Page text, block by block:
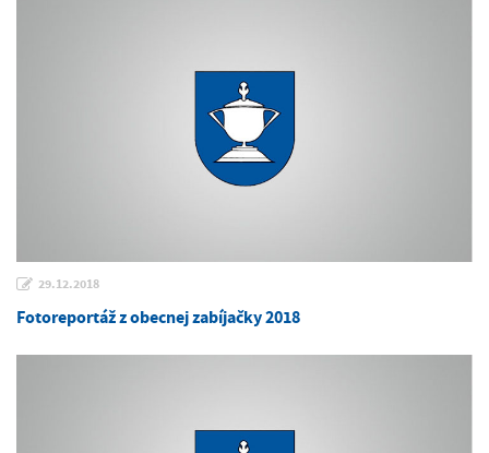
29.12.2018
Fotoreportáž z obecnej zabíjačky 2018